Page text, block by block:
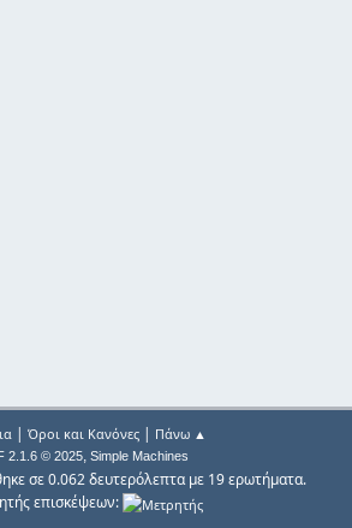
| Όροι και Κανόνες| Πάνω ▲
2.1.6 © 2025, Simple Machines
σε 0.062 δευτερόλεπτα με 19 ερωτήματα.
επισκέψεων: